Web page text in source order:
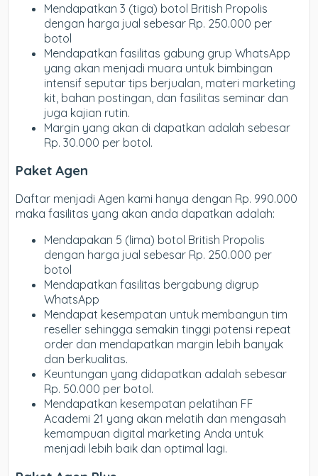
Mendapatkan 3 (tiga) botol British Propolis
dengan harga jual sebesar Rp. 250.000 per
botol
Mendapatkan fasilitas gabung grup WhatsApp
yang akan menjadi muara untuk bimbingan
intensif seputar tips berjualan, materi marketing
kit, bahan postingan, dan fasilitas seminar dan
juga kajian rutin.
Margin yang akan di dapatkan adalah sebesar
Rp. 30.000 per botol.
Paket Agen
Daftar menjadi Agen kami hanya dengan Rp. 990.000
maka fasilitas yang akan anda dapatkan adalah:
Mendapakan 5 (lima) botol British Propolis
dengan harga jual sebesar Rp. 250.000 per
botol
Mendapatkan fasilitas bergabung digrup
WhatsApp
Mendapat kesempatan untuk membangun tim
reseller sehingga semakin tinggi potensi repeat
order dan mendapatkan margin lebih banyak
dan berkualitas.
Keuntungan yang didapatkan adalah sebesar
Rp. 50.000 per botol.
Mendapatkan kesempatan pelatihan FF
Academi 21 yang akan melatih dan mengasah
kemampuan digital marketing Anda untuk
menjadi lebih baik dan optimal lagi.